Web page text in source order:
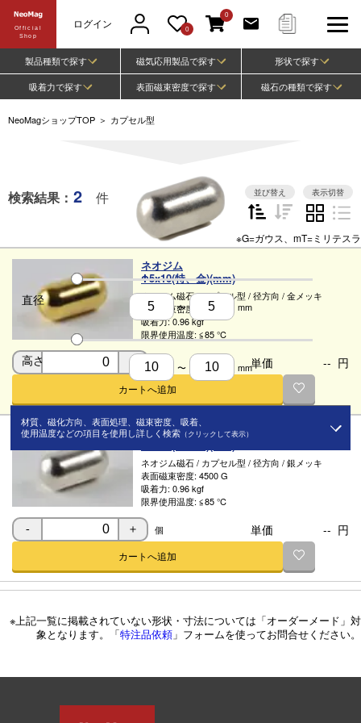
Official
Shop
ログイン 0
0
製品種類で探す 磁気応用製品で探す
形状で探す
吸着力で探す
表面磁束密度で探す 磁石の種類で探す
NeoMagショップTOP ＞ カプセル型
直径 〜 mm
高さ 〜 mm
材質、磁化方向、表面処理、磁束密度、吸着、
使用温度などの項目を使用し詳しく検索 （クリックして表示）
材質
磁化方向
表面処理
磁束密度 〜 G
検索結果： 2 件 並び替え 表示切替
※G=ガウス、mT=ミリテスラ
ネオジム
Φ5x10(特、金)(mm)
ネオジム磁石/カプセル型 /径方向 /金メッキ
表面磁束密度:
4500 G
吸着力:0.96 kgf
限界使用温度: ≦85 ℃
- ＋ 個 単価 -- 円
カートへ追加
ネオジム
ネオジム磁石/ カプセル型 /径方向 /銀メッキ
表面磁束密度: 4500 G
吸着力: 0.96 kgf
限界使用温度: ≦85 ℃
- ＋ 個 単価 -- 円
カートへ追加
※上記一覧に掲載されていない形状・寸法については「オーダーメード」対
象となります。「特注品依頼 」フォームを使ってお問合せください。